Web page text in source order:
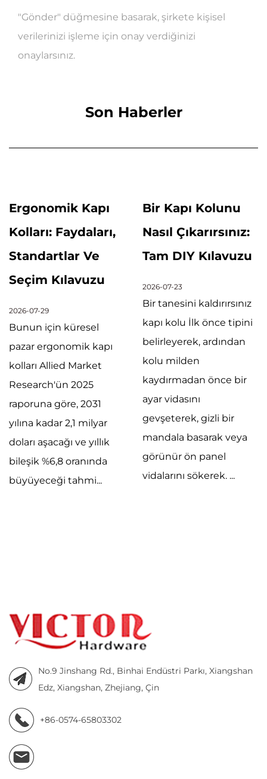
"Gönder" düğmesine basarak, şirkete kişisel
verilerinizi işleme için onay verdiğinizi
onaylarsınız.
Son Haberler
Ergonomik Kapı
Kolları: Faydaları,
Standartlar Ve
Seçim Kılavuzu
2026-07-29
Bunun için küresel
pazar ergonomik kapı
kolları Allied Market
Research'ün 2025
raporuna göre, 2031
yılına kadar 2,1 milyar
doları aşacağı ve yıllık
bileşik %6,8 oranında
büyüyeceği tahmi...
Bir Kapı Kolunu
Nasıl Çıkarırsınız:
Tam DIY Kılavuzu
2026-07-23
Bir tanesini kaldırırsınız
kapı kolu İlk önce tipini
belirleyerek, ardından
kolu milden
kaydırmadan önce bir
ayar vidasını
gevşeterek, gizli bir
mandala basarak veya
görünür ön panel
vidalarını sökerek. ...
No.9 Jinshang Rd., Binhai Endüstri Parkı, Xiangshan
Edz, Xiangshan, Zhejiang, Çin
+86-0574-65803302